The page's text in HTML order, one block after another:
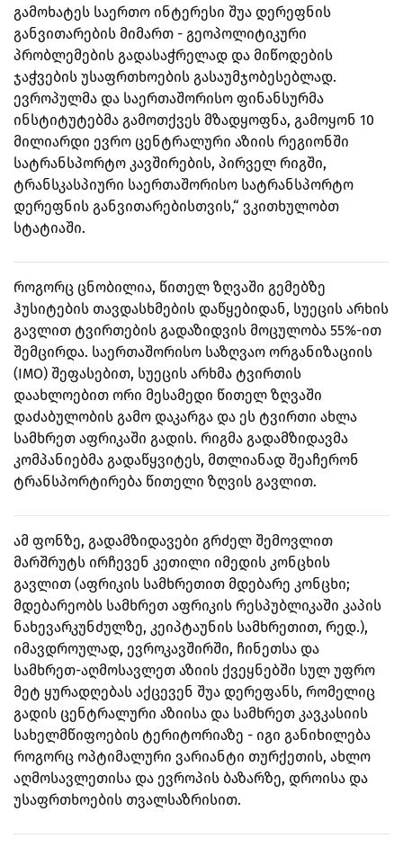
გამოხატეს საერთო ინტერესი შუა დერეფნის
განვითარების მიმართ - გეოპოლიტიკური
პრობლემების გადასაჭრელად და მიწოდების
ჯაჭვების უსაფრთხოების გასაუმჯობესებლად.
ევროპულმა და საერთაშორისო ფინანსურმა
ინსტიტუტებმა გამოთქვეს მზადყოფნა, გამოყონ 10
მილიარდი ევრო ცენტრალური აზიის რეგიონში
სატრანსპორტო კავშირების, პირველ რიგში,
ტრანსკასპიური საერთაშორისო სატრანსპორტო
დერეფნის განვითარებისთვის,“ ვკითხულობთ
სტატიაში.
როგორც ცნობილია, წითელ ზღვაში გემებზე
ჰუსიტების თავდასხმების დაწყებიდან, სუეცის არხის
გავლით ტვირთების გადაზიდვის მოცულობა 55%-ით
შემცირდა. საერთაშორისო საზღვაო ორგანიზაციის
(IMO) შეფასებით, სუეცის არხმა ტვირთის
დაახლოებით ორი მესამედი წითელ ზღვაში
დაძაბულობის გამო დაკარგა და ეს ტვირთი ახლა
სამხრეთ აფრიკაში გადის. რიგმა გადამზიდავმა
კომპანიებმა გადაწყვიტეს, მთლიანად შეაჩერონ
ტრანსპორტირება წითელი ზღვის გავლით.
ამ ფონზე, გადამზიდავები გრძელ შემოვლით
მარშრუტს ირჩევენ კეთილი იმედის კონცხის
გავლით (აფრიკის სამხრეთით მდებარე კონცხი;
მდებარეობს სამხრეთ აფრიკის რესპუბლიკაში კაპის
ნახევარკუნძულზე, კეიპტაუნის სამხრეთით, რედ.),
იმავდროულად, ევროკავშირში, ჩინეთსა და
სამხრეთ-აღმოსავლეთ აზიის ქვეყნებში სულ უფრო
მეტ ყურადღებას აქცევენ შუა დერეფანს, რომელიც
გადის ცენტრალური აზიისა და სამხრეთ კავკასიის
სახელმწიფოების ტერიტორიაზე - იგი განიხილება
როგორც ოპტიმალური ვარიანტი თურქეთის, ახლო
აღმოსავლეთისა და ევროპის ბაზარზე, დროისა და
უსაფრთხოების თვალსაზრისით.